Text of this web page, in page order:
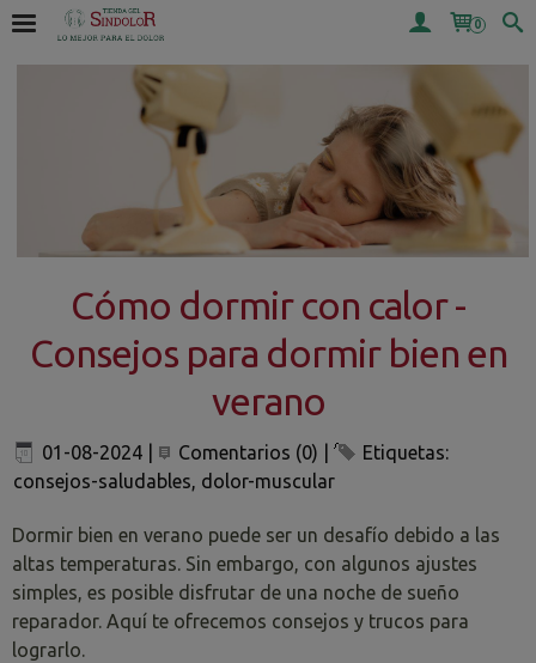
0
Cómo dormir con calor -
Consejos para dormir bien en
verano
01-08-2024 Comentarios (0)
Etiquetas:
consejos-saludables, dolor-muscular
Dormir bien en verano puede ser un desafío debido a las
altas temperaturas. Sin embargo, con algunos ajustes
simples, es posible disfrutar de una noche de sueño
reparador. Aquí te ofrecemos consejos y trucos para
lograrlo.